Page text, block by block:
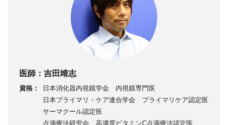
医師：吉田靖志
資格：
日本消化器内視鏡学会 内視鏡専門医
日本プライマリ・ケア連合学会 プライマリケア認定医
サーマクール認定医
点滴療法研究会 高濃度ビタミンC点滴療法認定医